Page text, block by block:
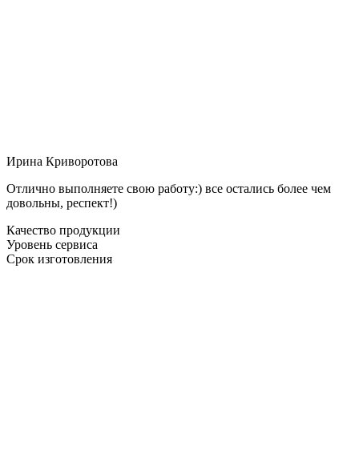
Ирина Криворотова
Отлично выполняете свою работу:) все остались более чем
довольны, респект!)
Качество продукции
Уровень сервиса
Срок изготовления